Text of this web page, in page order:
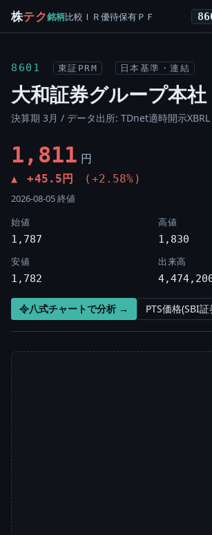
株テク銘柄比較 ＩＲ優待保有ＰＦ
8601 東証PRM 日本基準・連結
大和証券グループ本社
決算期 3月 / データ出所: TDnet適時開示XBRL
1,811 円
▲ +45.5円 (+2.58%)
2026-08-05 終値
始値
1,787
高値
1,830
安値
1,782
出来高
令八式チャートで分析 → PTS価格(SBI